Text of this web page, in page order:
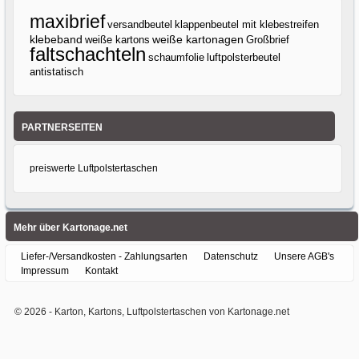
maxibrief versandbeutel klappenbeutel mit klebestreifen
klebeband weiße kartons weiße kartonagen Großbrief
faltschachteln schaumfolie luftpolsterbeutel
antistatisch
PARTNERSEITEN
preiswerte Luftpolstertaschen
Mehr über Kartonage.net
Liefer-/Versandkosten - Zahlungsarten Datenschutz
Unsere AGB's
Impressum
Kontakt
© 2026 - Karton, Kartons, Luftpolstertaschen von Kartonage.net